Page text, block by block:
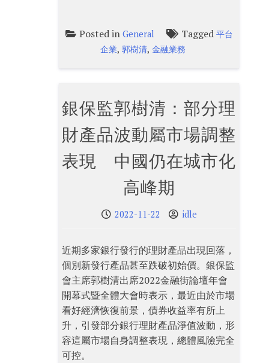
Posted in General Tagged 平台
企業,郭樹清,金融業務
銀保監郭樹清：部分理
財產品波動屬市場調整
表現 中國仍在城市化
高峰期
2022-11-22 idle
近期多家銀行發行的理財產品出現回落，
個別新發行產品甚至跌破初始價。銀保監
會主席郭樹清出席2022金融街論壇年會
開幕式暨全體大會時表示，最近由於市場
看好經濟恢復前景，債券收益率有所上
升，引發部分銀行理財產品淨值波動，形
容這屬市場自身調整表現，總體風險完全
可控。